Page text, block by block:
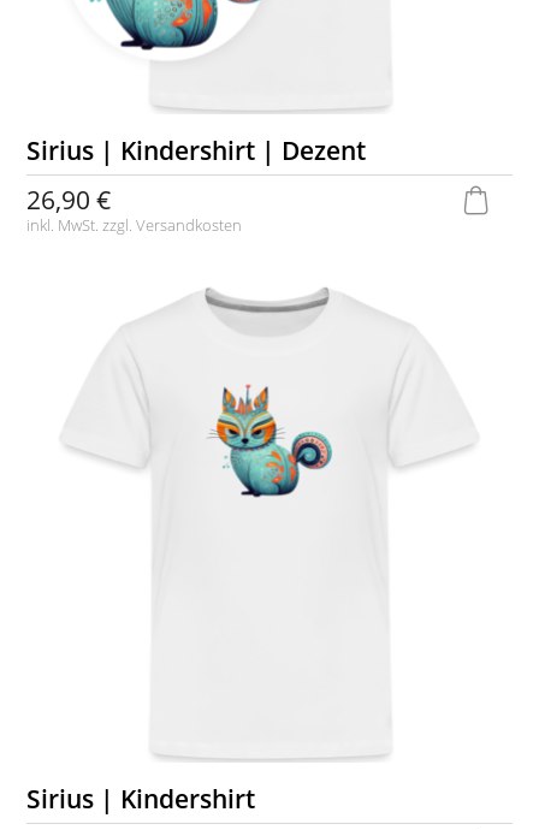
Sirius | Kindershirt | Dezent
26,90 €
inkl. MwSt. zzgl.Versandkosten
Sirius | Kindershirt